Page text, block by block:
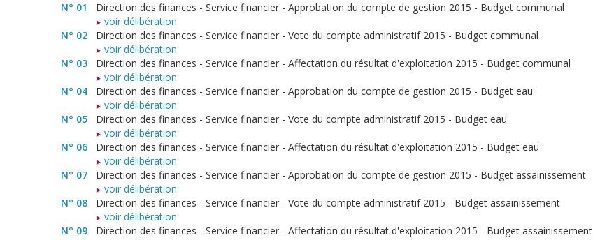
N° 01
Direction des finances - Service financier - Approbation du compte de gestion 2015 - Budget communal
voir délibération
N° 02
Direction des finances - Service financier - Vote du compte administratif 2015 - Budget communal
voir délibération
N° 03
Direction des finances - Service financier - Affectation du résultat d'exploitation 2015 - Budget communal
voir délibération
N° 04
Direction des finances - Service financier - Approbation du compte de gestion 2015 - Budget eau
voir délibération
N° 05
Direction des finances - Service financier - Vote du compte administratif 2015 - Budget eau
voir délibération
N° 06
Direction des finances - Service financier - Affectation du résultat d'exploitation 2015 - Budget eau
voir délibération
N° 07
Direction des finances - Service financier - Approbation du compte de gestion 2015 - Budget assainissement
voir délibération
N° 08
Direction des finances - Service financier - Vote du compte administratif 2015 - Budget assainissement
voir délibération
N° 09
Direction des finances - Service financier - Affectation du résultat d'exploitation 2015 - Budget assainissement